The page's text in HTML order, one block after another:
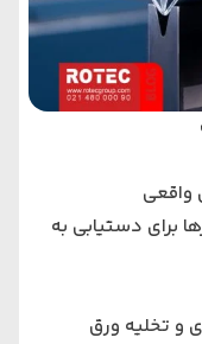
واقعی
برای دستیابی به
و تخلیه ورق